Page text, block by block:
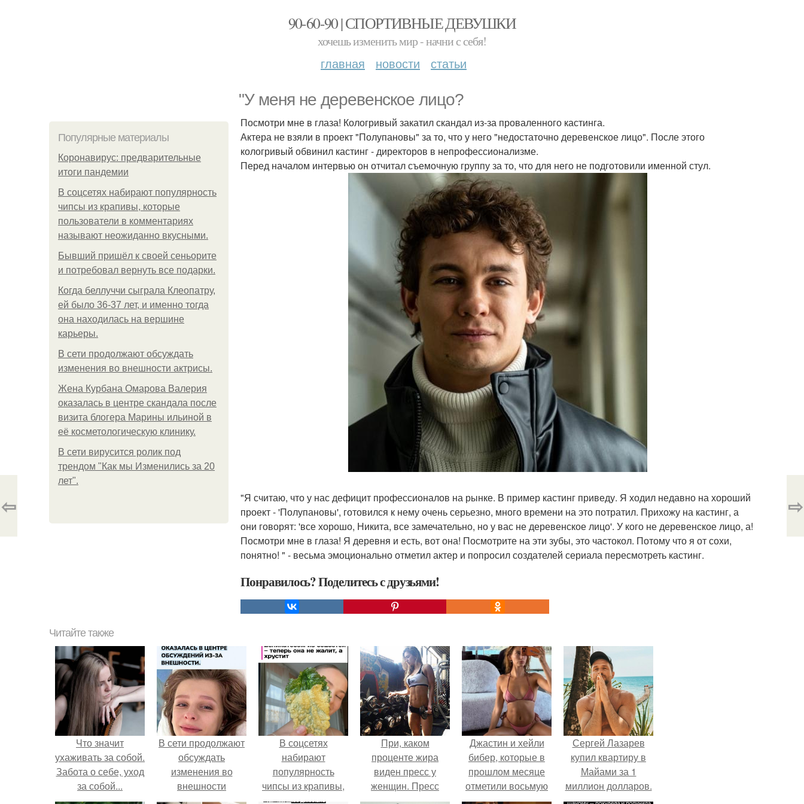
90-60-90 | СПОРТИВНЫЕ ДЕВУШКИ
хочешь изменить мир - начни с себя!
главная новости статьи
"У меня не деревенское лицо?
Популярные материалы
Коронавирус: предварительные
итоги пандемии
В соцсетях набирают популярность
чипсы из крапивы, которые
пользователи в комментариях
называют неожиданно вкусными.
Бывший пришёл к своей сеньорите
и потребовал вернуть все подарки.
Когда беллуччи сыграла Клеопатру,
ей было 36-37 лет, и именно тогда
она находилась на вершине
карьеры.
В сети продолжают обсуждать
изменения во внешности актрисы.
Жена Курбана Омарова Валерия
оказалась в центре скандала после
визита блогера Марины ильиной в
её косметологическую клинику.
В сети вирусится ролик под
трендом "Как мы Изменились за 20
лет".
Посмотри мне в глаза! Кологривый закатил скандал из-за проваленного кастинга.
Актера не взяли в проект "Полупановы" за то, что у него "недостаточно деревенское лицо". После этого
кологривый обвинил кастинг - директоров в непрофессионализме.
Перед началом интервью он отчитал съемочную группу за то, что для него не подготовили именной стул.
"Я считаю, что у нас дефицит профессионалов на рынке. В пример кастинг приведу. Я ходил недавно на хороший
проект - 'Полупановы', готовился к нему очень серьезно, много времени на это потратил. Прихожу на кастинг, а
они говорят: 'все хорошо, Никита, все замечательно, но у вас не деревенское лицо'. У кого не деревенское лицо, а!
Посмотри мне в глаза! Я деревня и есть, вот она! Посмотрите на эти зубы, это частокол. Потому что я от сохи,
понятно! " - весьма эмоционально отметил актер и попросил создателей сериала пересмотреть кастинг.
Понравилось? Поделитесь с друзьями!
⇦ ⇨
Читайте также
Что значит
ухаживать за собой.
Забота о себе, уход
за собой...
В сети продолжают
обсуждать
изменения во
внешности
актрисы.
В соцсетях
набирают
популярность
чипсы из крапивы,
которые
При, каком
проценте жира
виден пресс у
женщин. Пресс
кубиками есть у
Джастин и хейли
бибер, которые в
прошлом месяце
отметили восьмую
годовщину
Сергей Лазарев
купил квартиру в
Майами за 1
миллион долларов.